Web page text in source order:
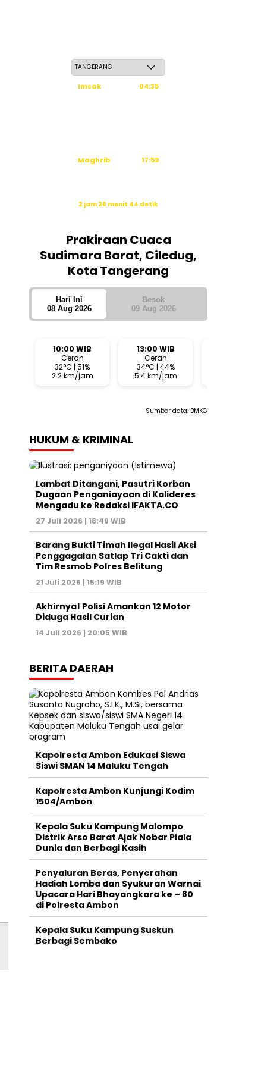
Imsak
04:35
Maghrib
17:59
2 jam 26 menit 44 detik
Prakiraan Cuaca
Sudimara Barat, Ciledug,
Kota Tangerang
Hari Ini
08 Aug 2026
Besok
09 Aug 2026
10:00 WIB
Cerah
32°C | 51%
2.2 km/jam
13:00 WIB
Cerah
34°C | 44%
5.4 km/jam
Sumber data: BMKG
HUKUM & KRIMINAL
Lambat Ditangani, Pasutri Korban
Dugaan Penganiayaan di Kalideres
Mengadu ke Redaksi IFAKTA.CO
27 Juli 2026 | 18:49 WIB
Barang Bukti Timah Ilegal Hasil Aksi
Penggagalan Satlap Tri Cakti dan
Tim Resmob Polres Belitung
21 Juli 2026 | 15:19 WIB
Akhirnya! Polisi Amankan 12 Motor
Diduga Hasil Curian
14 Juli 2026 | 20:05 WIB
BERITA DAERAH
Kapolresta Ambon Edukasi Siswa
Siswi SMAN 14 Maluku Tengah
Kapolresta Ambon Kunjungi Kodim
1504/Ambon
Kepala Suku Kampung Malompo
Distrik Arso Barat Ajak Nobar Piala
Dunia dan Berbagi Kasih
Penyaluran Beras, Penyerahan
Hadiah Lomba dan Syukuran Warnai
Upacara Hari Bhayangkara ke – 80
di Polresta Ambon
Kepala Suku Kampung Suskun
Berbagi Sembako